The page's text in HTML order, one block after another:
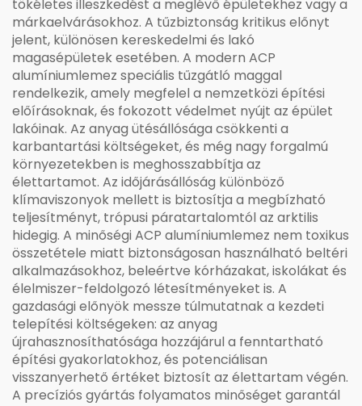
tökéletes illeszkedést a meglévő épületekhez vagy a
márkaelvárásokhoz. A tűzbiztonság kritikus előnyt
jelent, különösen kereskedelmi és lakó
magasépületek esetében. A modern ACP
alumíniumlemez speciális tűzgátló maggal
rendelkezik, amely megfelel a nemzetközi építési
előírásoknak, és fokozott védelmet nyújt az épület
lakóinak. Az anyag ütésállósága csökkenti a
karbantartási költségeket, és még nagy forgalmú
környezetekben is meghosszabbítja az
élettartamot. Az időjárásállóság különböző
klímaviszonyok mellett is biztosítja a megbízható
teljesítményt, trópusi páratartalomtól az arktilis
hidegig. A minőségi ACP alumíniumlemez nem toxikus
összetétele miatt biztonságosan használható beltéri
alkalmazásokhoz, beleértve kórházakat, iskolákat és
élelmiszer-feldolgozó létesítményeket is. A
gazdasági előnyök messze túlmutatnak a kezdeti
telepítési költségeken: az anyag
újrahasznosíthatósága hozzájárul a fenntartható
építési gyakorlatokhoz, és potenciálisan
visszanyerhető értéket biztosít az élettartam végén.
A precíziós gyártás folyamatos minőséget garantál